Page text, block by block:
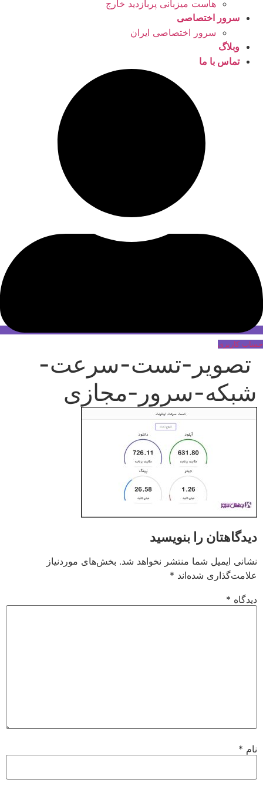
هاست میزبانی پربازدید خارج
سرور اختصاصی
سرور اختصاصی ایران
وبلاگ
تماس با ما
حساب کاربری
تصویر-تست-سرعت-
شبکه-سرور-مجازی
دیدگاهتان را بنویسید
نشانی ایمیل شما منتشر نخواهد شد. بخش‌های موردنیاز
علامت‌گذاری شده‌اند *
دیدگاه *
نام *